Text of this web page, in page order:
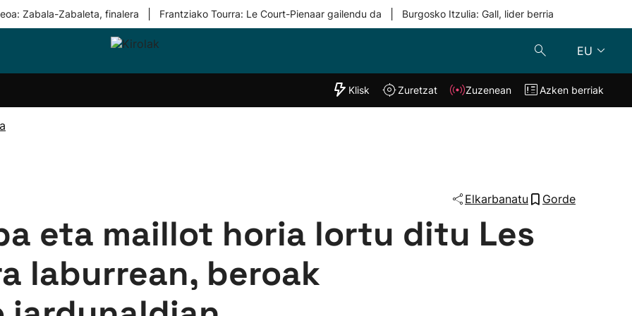
Zabala-Zabaleta, finalera Frantziako Tourra: Le Court-Pienaar gailendu da Burgosko Itzulia: Gall, lider berria
EU
Taldeak
"Helmuga"
Klisk Zuzenean
Klisk Zuretzat Zuzenean Azken berriak
Elkarbanatu Gorde
eta maillot horia lortu ditu Les
laburrean, beroak